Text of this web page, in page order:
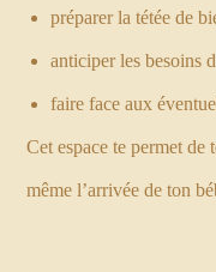
préparer la tétée de
anticiper les besoins
faire face aux
Cet espace te permet
même l’arrivée de ton